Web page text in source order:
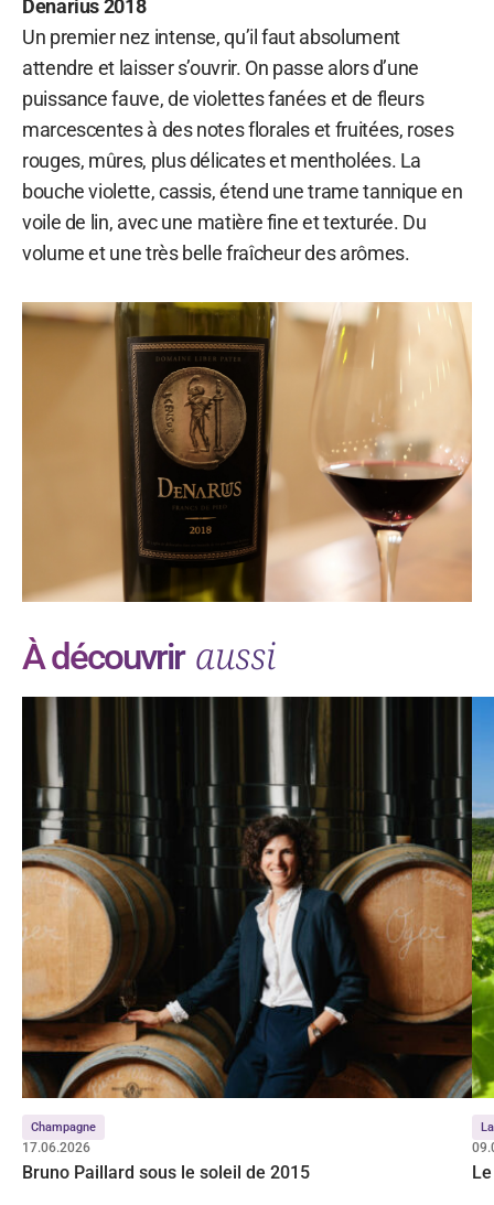
Denarius 2018
Un premier nez intense, qu’il faut absolument
attendre et laisser s’ouvrir. On passe alors d’une
puissance fauve, de violettes fanées et de fleurs
marcescentes à des notes florales et fruitées, roses
rouges, mûres, plus délicates et mentholées. La
bouche violette, cassis, étend une trame tannique en
voile de lin, avec une matière fine et texturée. Du
volume et une très belle fraîcheur des arômes.
À découvrir aussi
Champagne
17.06.2026
Bruno Paillard sous le soleil de 2015